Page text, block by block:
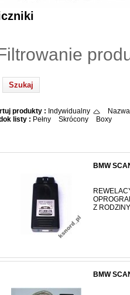
produkty : Indywidualny
Nazwa
listy : Pełny Skrócony Boxy
BMW
Z
BMW